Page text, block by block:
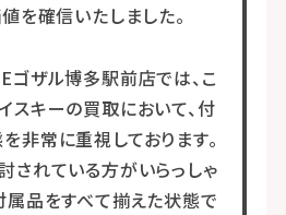
を確信いたしました。
ザル博多駅前店では、こ
スキーの買取において、付
非常に重視しております。
されている方がいらっしゃ
属品をすべて揃えた状態で